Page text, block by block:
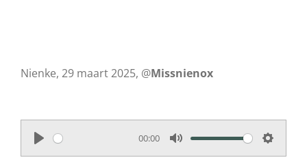
Nienke, 29 maart 2025, @Missnienox
P
00:00
M
S